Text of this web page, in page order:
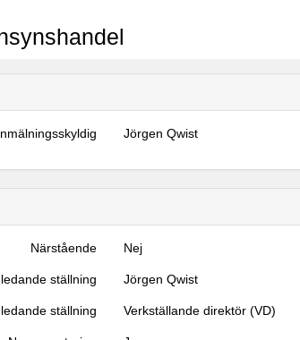
Jörgen Qwist
Närstående Nej
ställning Jörgen Qwist
ställning Verkställande direktör (VD)